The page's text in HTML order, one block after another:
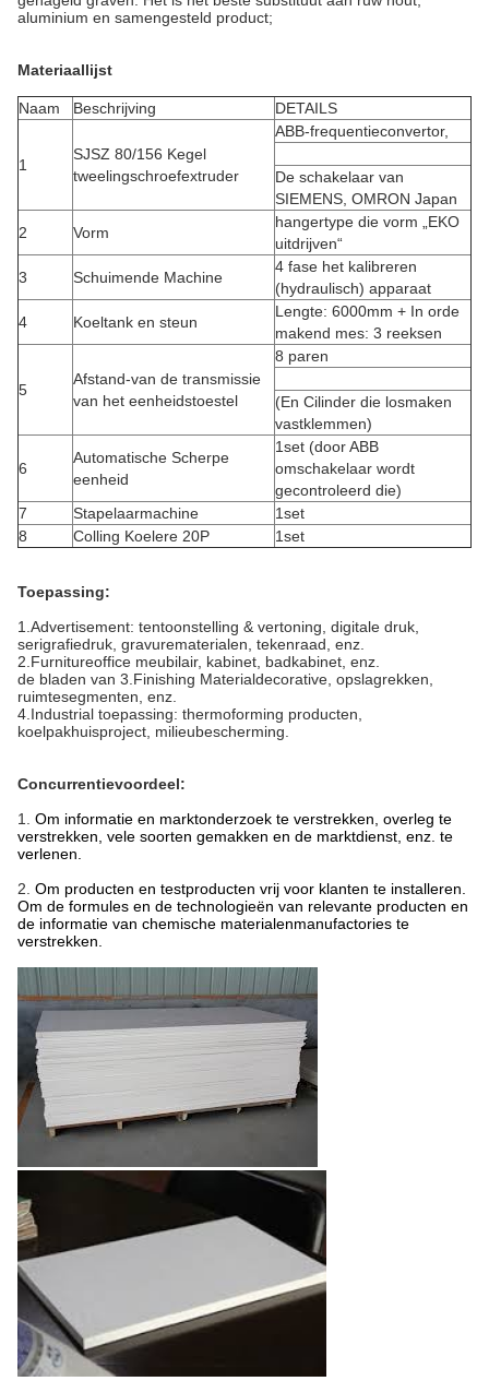
aluminium en samengesteld product;
Materiaallijst
Naam Beschrijving DETAILS
1
SJSZ 80/156 Kegel
tweelingschroefextruder
ABB-frequentieconvertor,
De schakelaar van
SIEMENS, OMRON Japan
2
Vorm
hangertype die vorm „EKO
uitdrijven“
3
Schuimende Machine
4 fase het kalibreren
(hydraulisch) apparaat
4
Koeltank en steun
Lengte: 6000mm + In orde
makend mes: 3 reeksen
5
Afstand-van de transmissie
van het eenheidstoestel
8 paren
(En Cilinder die losmaken
vastklemmen)
6
Automatische Scherpe
eenheid
1set (door ABB
omschakelaar wordt
gecontroleerd die)
7
Stapelaarmachine
1set
8
Colling Koelere 20P 1set
Toepassing:
1.Advertisement: tentoonstelling & vertoning, digitale druk,
serigrafiedruk, gravurematerialen, tekenraad, enz.
2.Furnitureoffice meubilair, kabinet, badkabinet, enz.
de bladen van 3.Finishing Materialdecorative, opslagrekken,
ruimtesegmenten, enz.
4.Industrial toepassing: thermoforming producten,
koelpakhuisproject, milieubescherming.
Concurrentievoordeel:
1. Om informatie en marktonderzoek te verstrekken, overleg te
verstrekken, vele soorten gemakken en de marktdienst, enz. te
verlenen.
2. Om producten en testproducten vrij voor klanten te installeren.
Om de formules en de technologieën van relevante producten en
de informatie van chemische materialenmanufactories te
verstrekken.